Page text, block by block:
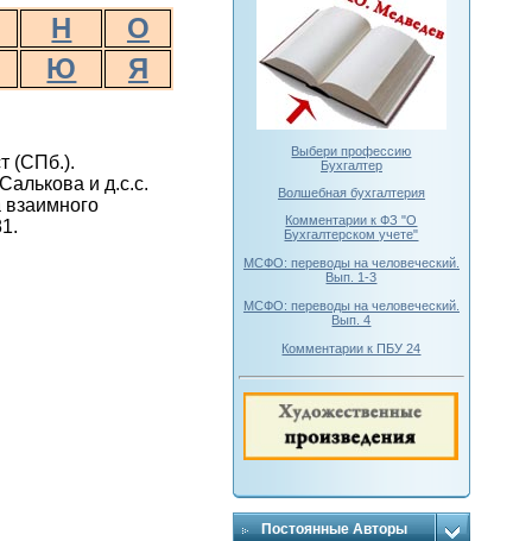
Н
О
Ю Я
(СПб.).
и д.с.с.
Выбери профессию
Бухгалтер
Волшебная бухгалтерия
Комментарии к ФЗ "О
Бухгалтерском учете"
МСФО: переводы на человеческий.
Вып. 1-3
МСФО: переводы на человеческий.
Вып. 4
Комментарии к ПБУ 24
Постоянные Авторы